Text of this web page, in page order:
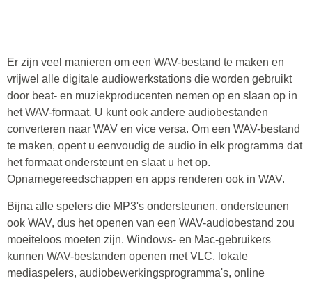
Er zijn veel manieren om een WAV-bestand te maken en
vrijwel alle digitale audiowerkstations die worden gebruikt
door beat- en muziekproducenten nemen op en slaan op in
het WAV-formaat. U kunt ook andere audiobestanden
converteren naar WAV en vice versa. Om een WAV-bestand
te maken, opent u eenvoudig de audio in elk programma dat
het formaat ondersteunt en slaat u het op.
Opnamegereedschappen en apps renderen ook in WAV.
Bijna alle spelers die MP3's ondersteunen, ondersteunen
ook WAV, dus het openen van een WAV-audiobestand zou
moeiteloos moeten zijn. Windows- en Mac-gebruikers
kunnen WAV-bestanden openen met VLC, lokale
mediaspelers, audiobewerkingsprogramma's, online